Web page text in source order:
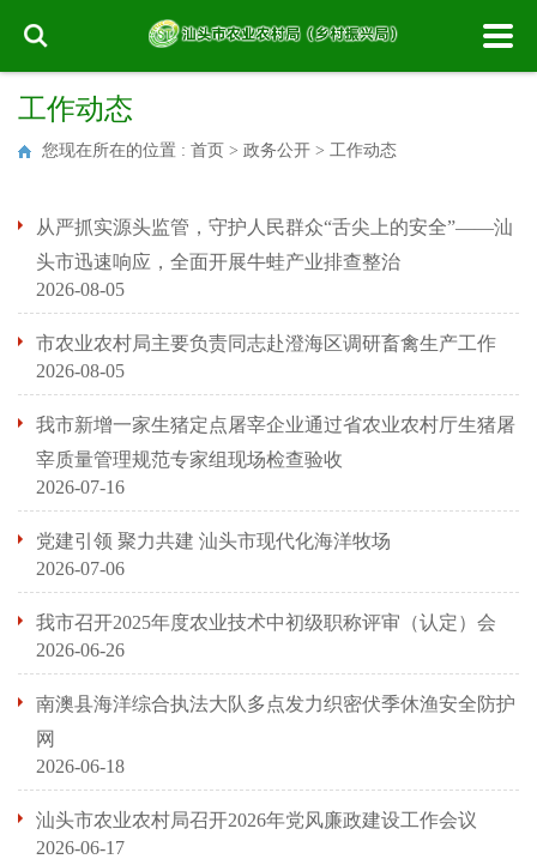
工作动态
您现在所在的位置 : 首页 > 政务公开 > 工作动态
从严抓实源头监管，守护人民群众“舌尖上的安全”——汕
头市迅速响应，全面开展牛蛙产业排查整治
2026-08-05
市农业农村局主要负责同志赴澄海区调研畜禽生产工作
2026-08-05
我市新增一家生猪定点屠宰企业通过省农业农村厅生猪屠
宰质量管理规范专家组现场检查验收
2026-07-16
党建引领 聚力共建 汕头市现代化海洋牧场
2026-07-06
我市召开2025年度农业技术中初级职称评审（认定）会
2026-06-26
南澳县海洋综合执法大队多点发力织密伏季休渔安全防护
网
2026-06-18
汕头市农业农村局召开2026年党风廉政建设工作会议
2026-06-17